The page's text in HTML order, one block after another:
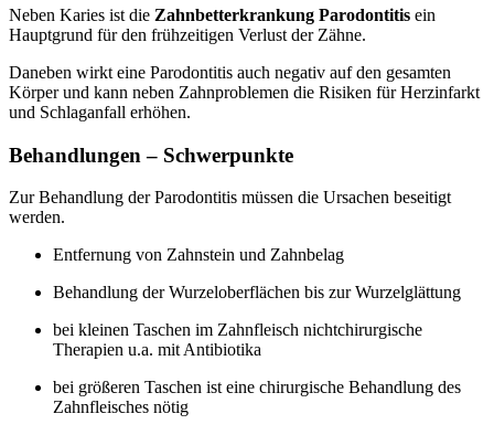
Neben Karies ist die Zahnbetterkrankung Parodontitis ein
Hauptgrund für den frühzeitigen Verlust der Zähne.
Daneben wirkt eine Parodontitis auch negativ auf den gesamten
Körper und kann neben Zahnproblemen die Risiken für Herzinfarkt
und Schlaganfall erhöhen.
Behandlungen – Schwerpunkte
Zur Behandlung der Parodontitis müssen die Ursachen beseitigt
werden.
Entfernung von Zahnstein und Zahnbelag
Behandlung der Wurzeloberflächen bis zur Wurzelglättung
bei kleinen Taschen im Zahnfleisch nichtchirurgische
Therapien u.a. mit Antibiotika
bei größeren Taschen ist eine chirurgische Behandlung des
Zahnfleisches nötig